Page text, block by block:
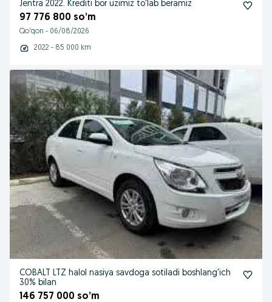
Jentra 2022. Krediti bor uzimiz to'lab beramiz
97 776 800 so’m
Qo'qon - 06/08/2026
2022 - 85 000 km
COBALT LTZ halol nasiya savdoga sotiladi boshlang'ich
30% bilan
146 757 000 so’m